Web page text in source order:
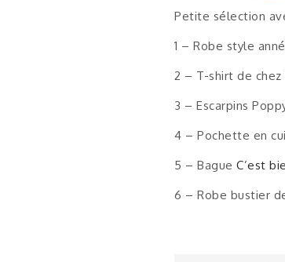
Petite sélection
1 – Robe style
2 – T-shirt de chez
3 – Escarpins
4 – Pochette en
5 – Bague C’est
6 – Robe bustier